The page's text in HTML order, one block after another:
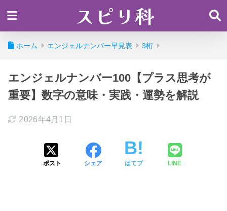
スピリ科
ホーム エンジェルナンバー早見表 3桁
エンジェルナンバー100【プラス思考が
重要】数字の意味・実践・運勢を解説
2026年4月1日
ポスト シェア はてブ LINE